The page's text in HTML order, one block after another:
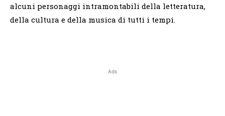
alcuni personaggi intramontabili della letteratura,
della cultura e della musica di tutti i tempi.
Ads